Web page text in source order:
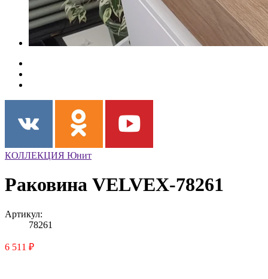
КОЛЛЕКЦИЯ Юнит
Раковина VELVEX-78261
Артикул:
78261
6 511 ₽